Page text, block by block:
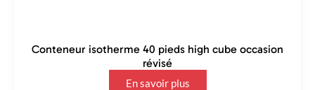
Conteneur isotherme 40 pieds high cube occasion
révisé
En savoir plus